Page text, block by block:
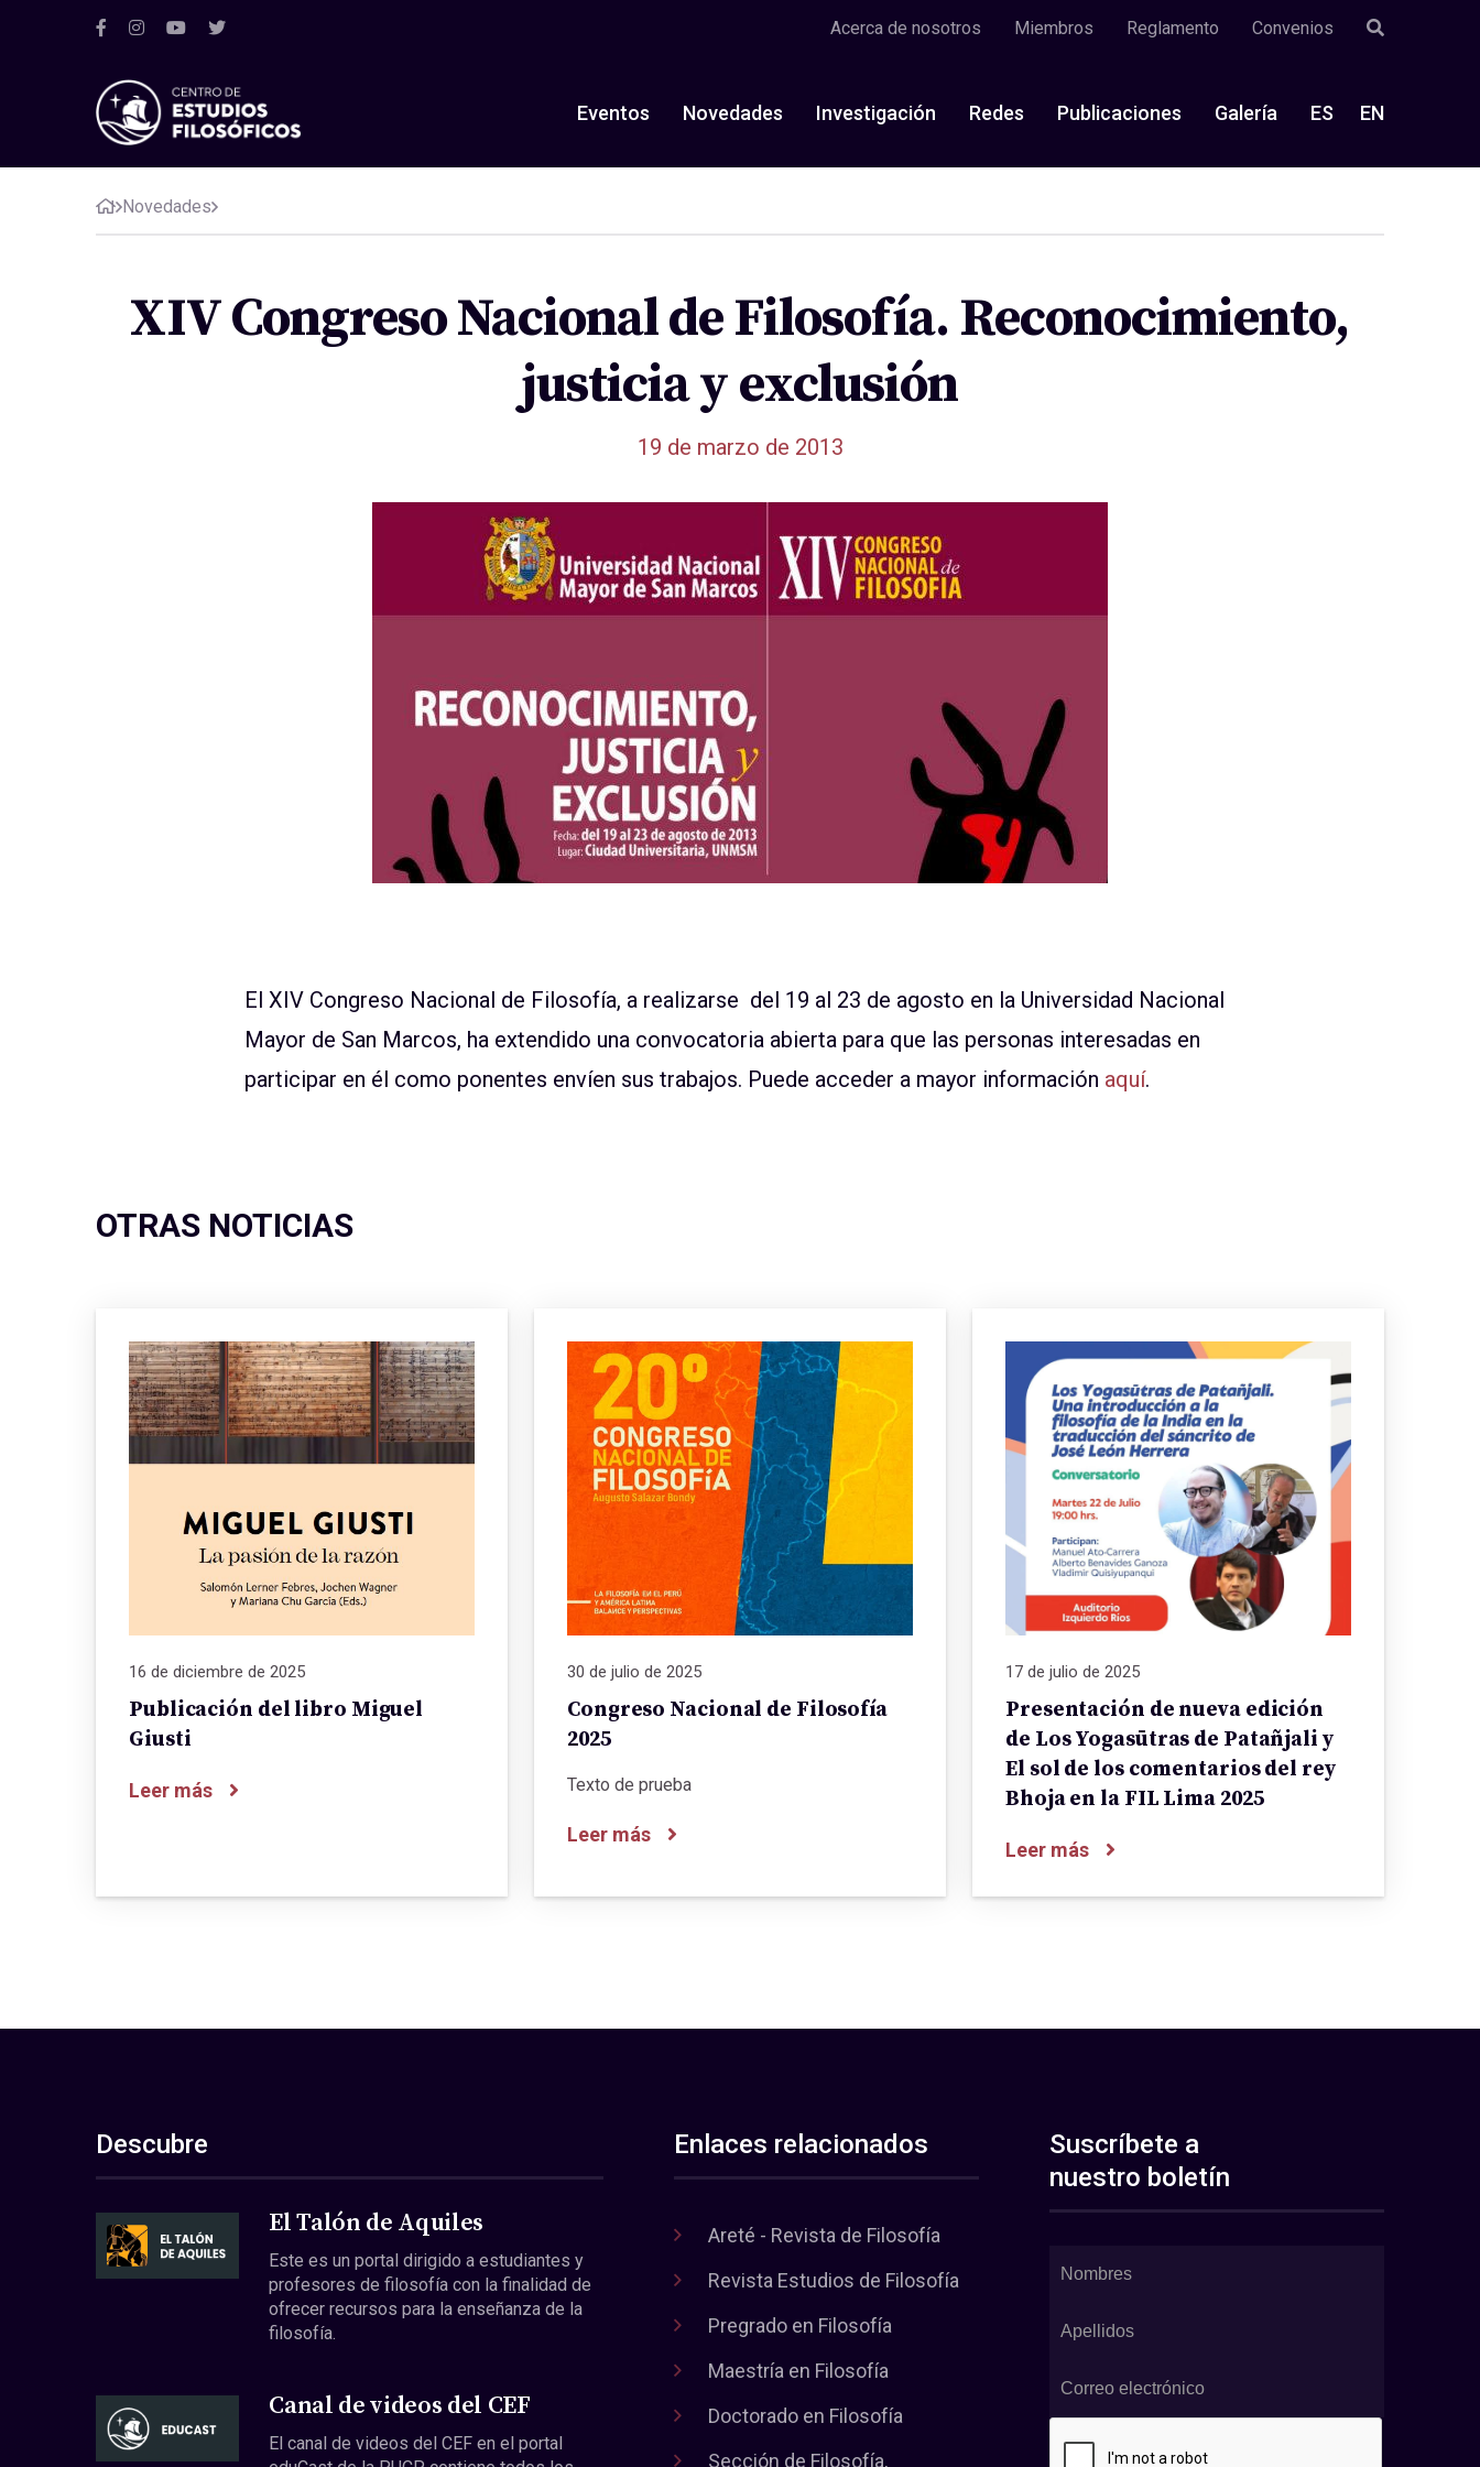
Acerca de nosotros Miembros Reglamento Convenios
Eventos Novedades Investigación Redes Publicaciones Galería ES EN
Novedades
XIV Congreso Nacional de Filosofía. Reconocimiento,
justicia y exclusión
19 de marzo de 2013
El XIV Congreso Nacional de Filosofía, a realizarse del 19 al 23 de agosto en la Universidad Nacional
Mayor de San Marcos, ha extendido una convocatoria abierta para que las personas interesadas en
participar en él como ponentes envíen sus trabajos. Puede acceder a mayor información aquí.
OTRAS NOTICIAS
16 de diciembre de 2025
Publicación del libro Miguel
Giusti
Leer más
30 de julio de 2025
Congreso Nacional de Filosofía
2025
Texto de prueba
Leer más
17 de julio de 2025
Presentación de nueva edición
de Los Yogasūtras de Patañjali y
El sol de los comentarios del rey
Bhoja en la FIL Lima 2025
Leer más
Descubre
El Talón de Aquiles
Este es un portal dirigido a estudiantes y
profesores de filosofía con la finalidad de
ofrecer recursos para la enseñanza de la
filosofía.
Canal de videos del CEF
El canal de videos del CEF en el portal
Enlaces relacionados
Areté - Revista de Filosofía
Revista Estudios de Filosofía
Pregrado en Filosofía
Maestría en Filosofía
Doctorado en Filosofía
Sección de Filosofía,
Suscríbete a
nuestro boletín